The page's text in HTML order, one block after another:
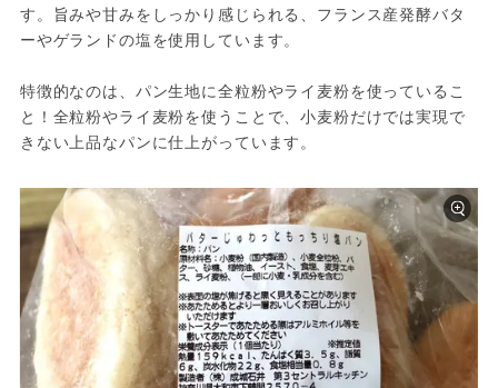
す。旨みや甘みをしっかり感じられる、フランス産発酵バタ
ーやゲランドの塩を使用しています。
特徴的なのは、パン生地に全粒粉やライ麦粉を使っているこ
と！全粒粉やライ麦粉を使うことで、小麦粉だけでは実現で
きない上品なパンに仕上がっています。